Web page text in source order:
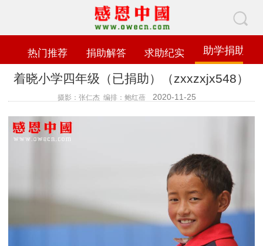
热门推荐 捐助解答 求助纪实 助学捐助
着晓小学四年级（已捐助）（zxxzxjx548）
摄影：张仁杰 编排：鲍红蓓 2020-11-25